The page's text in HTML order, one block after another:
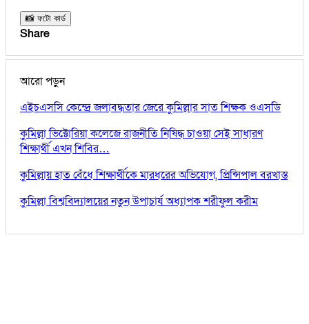
📸 ফটো কার্ড
Share
আরো পড়ুন
এইচএসসি কেন্দ্রে জলাবদ্ধতার জেরে কুমিল্লার সাত শিক্ষক ওএসডি
কুমিল্লা ভিক্টোরিয়া কলেজে রাজনীতি নিষিদ্ধ চাওয়া সেই সাধারণ
শিক্ষার্থী এখন শিবির…
কুমিল্লায় হাত বেঁধে শিক্ষার্থীকে মারধরের অভিযোগ, প্রিন্সিপাল বরখাস্ত
কুমিল্লা বিশ্ববিদ্যালয়ের নতুন উপাচার্য অধ্যাপক শরীফুল করীম